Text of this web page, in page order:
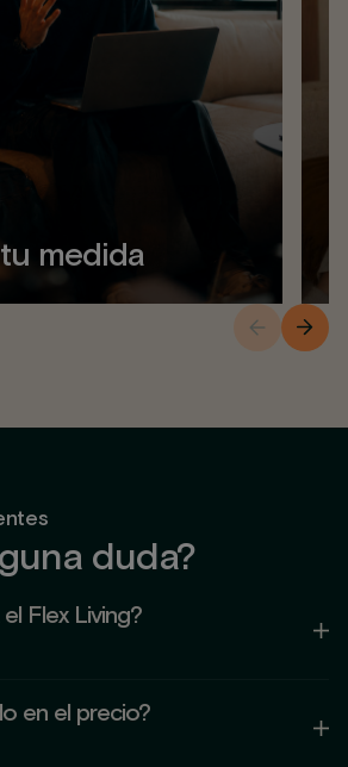
medida
duda?
Flex Living?
de un alojamiento temporal.
en el precio?